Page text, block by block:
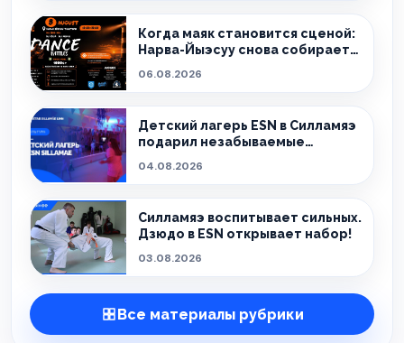
Когда маяк становится сценой:
Нарва-Йыэсуу снова собирает
06.08.2026
Детский лагерь ESN в Силламяэ
подарил незабываемые
04.08.2026
Силламяэ воспитывает сильных.
Дзюдо в ESN открывает набор!
03.08.2026
Все материалы рубрики